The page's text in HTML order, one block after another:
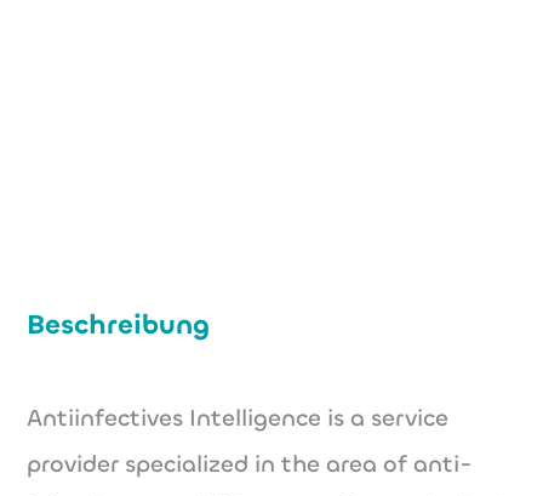
Beschreibung
Antiinfectives Intelligence is a service
provider specialized in the area of anti-